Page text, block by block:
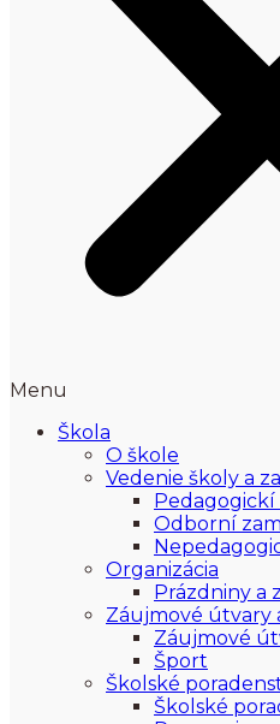
Menu
Škola
O škole
Vedenie školy a
Odborní
Organizácia
Prázdniny a
Záujmové útvary
Záujmové
Šport
Školské
Školské